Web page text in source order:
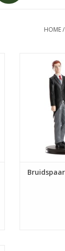
HOME/
Mooie
voor
TOEVOEGEN